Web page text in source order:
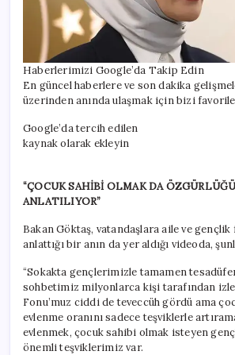
Haberlerimizi Google’da Takip Edin
En güncel haberlere ve son dakika
üzerinden anında ulaşmak için bizi
Google’da tercih edilen
kaynak olarak ekleyin
“ÇOCUK SAHİBİ OLMAK DA
ANLATILIYOR”
Bakan Göktaş, vatandaşlara aile ve
anlattığı bir anın da yer aldığı videoda,
“Sokakta gençlerimizle tamamen
sohbetimiz milyonlarca kişi tarafından
Fonu’muz ciddi de teveccüh gördü ama
evlenme oranını sadece teşviklerle
evlenmek, çocuk sahibi olmak isteyen
önemli teşviklerimiz var.